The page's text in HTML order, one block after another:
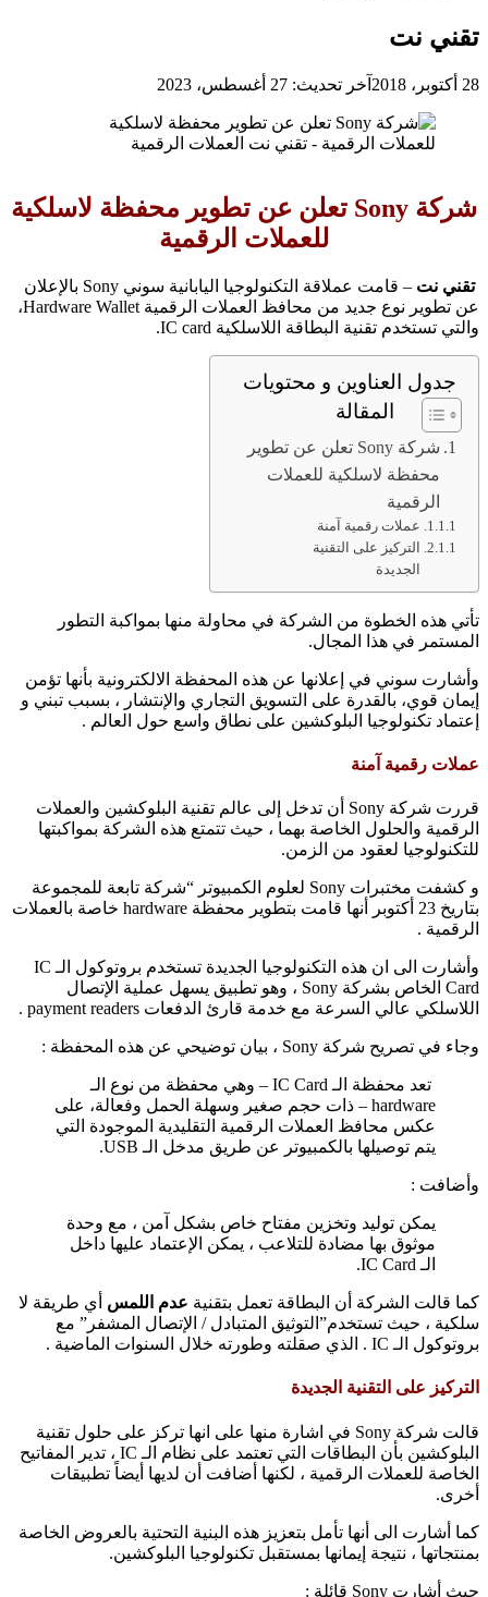
تقني نت
28 أكتوبر، 2018 آخر تحديث: 27 أغسطس، 2023
شركة
تعلن عن تطوير محفظة لاسلكية
للعملات الرقمية
تقني نت
– قامت عملاقة التكنولوجيا اليابانية سوني Sony بالإعلان
عن تطوير نوع جديد من محافظ العملات الرقمية Hardware Wallet،
والتي تستخدم تقنية البطاقة اللاسلكية IC card.
جدول العناوين و محتويات
المقالة
شركة Sony تعلن عن تطوير
محفظة لاسلكية للعملات
الرقمية
عملات رقمية آمنة
التركيز على التقنية
الجديدة
تأتي هذه الخطوة من الشركة في محاولة منها بمواكبة التطور
المستمر في هذا المجال.
وأشارت سوني في إعلانها عن هذه المحفظة الالكترونية بأنها تؤمن
إيمان قوي، بالقدرة على التسويق التجاري والإنتشار ، بسبب تبني و
إعتماد تكنولوجيا البلوكشين على نطاق واسع حول العالم .
عملات رقمية آمنة
قررت شركة Sony أن تدخل إلى عالم تقنية البلوكشين والعملات
الرقمية والحلول الخاصة بهما ، حيث تتمتع هذه الشركة بمواكبتها
للتكنولوجيا لعقود من الزمن.
و كشفت مختبرات Sony لعلوم الكمبيوتر “شركة تابعة للمجموعة
بتاريخ 23 أكتوبر أنها قامت بتطوير محفظة hardware خاصة بالعملات
الرقمية .
وأشارت الى ان هذه التكنولوجيا الجديدة تستخدم بروتوكول الـ IC
Card الخاص بشركة Sony ، وهو تطبيق يسهل عملية الإتصال
اللاسلكي عالي السرعة مع خدمة قارئ الدفعات payment readers .
وجاء في تصريح شركة Sony ، بيان توضيحي عن هذه المحفظة :
تعد محفظة الـ IC Card – وهي محفظة من نوع الـ
hardware – ذات حجم صغير وسهلة الحمل وفعالة، على
عكس محافظ العملات الرقمية التقليدية الموجودة التي
يتم توصيلها بالكمبيوتر عن طريق مدخل الـ USB.
وأضافت :
يمكن توليد وتخزين مفتاح خاص بشكل آمن ، مع وحدة
موثوق بها مضادة للتلاعب ، يمكن الإعتماد عليها داخل
الـ IC Card.
كما قالت الشركة أن البطاقة تعمل بتقنية عدم اللمس أي طريقة لا
سلكية ، حيث تستخدم”التوثيق المتبادل / الإتصال المشفر” مع
بروتوكول الـ IC . الذي صقلته وطورته خلال السنوات الماضية .
التركيز على التقنية الجديدة
قالت شركة Sony في اشارة منها على انها تركز على حلول تقنية
البلوكشين بأن البطاقات التي تعتمد على نظام الـ IC ، تدير المفاتيح
الخاصة للعملات الرقمية ، لكنها أضافت أن لديها أيضاً تطبيقات
أخرى.
كما أشارت الى أنها تأمل بتعزيز هذه البنية التحتية بالعروض الخاصة
بمنتجاتها ، نتيجة إيمانها بمستقبل تكنولوجيا البلوكشين.
حيث أشارت Sony قائلة :